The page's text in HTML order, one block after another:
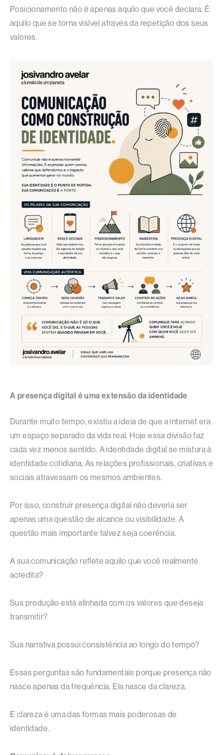
Posicionamento não é apenas aquilo que você declara. É
aquilo que se torna visível através da repetição dos seus
valores.
A presença digital é uma extensão da identidade
Durante muito tempo, existiu a ideia de que a internet era
um espaço separado da vida real. Hoje essa divisão faz
cada vez menos sentido. A identidade digital se mistura à
identidade cotidiana. As relações profissionais, criativas e
sociais atravessam os mesmos ambientes.
Por isso, construir presença digital não deveria ser
apenas uma questão de alcance ou visibilidade. A
questão mais importante talvez seja coerência.
A sua comunicação reflete aquilo que você realmente
acredita?
Sua produção está alinhada com os valores que deseja
transmitir?
Sua narrativa possui consistência ao longo do tempo?
Essas perguntas são fundamentais porque presença não
nasce apenas da frequência. Ela nasce da clareza.
E clareza é uma das formas mais poderosas de
identidade.